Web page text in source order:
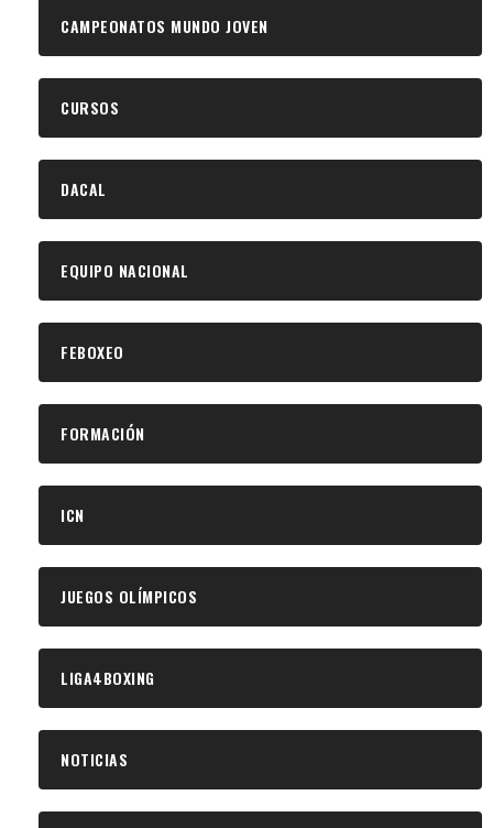
CAMPEONATOS MUNDO JOVEN
CURSOS
DACAL
EQUIPO NACIONAL
FEBOXEO
FORMACIÓN
ICN
JUEGOS OLÍMPICOS
LIGA4BOXING
NOTICIAS